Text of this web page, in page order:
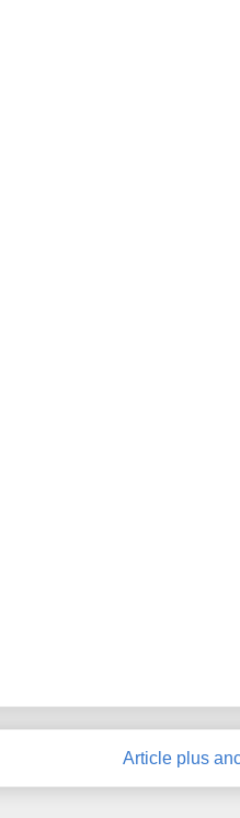
Article plus